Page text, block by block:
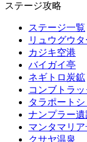
ステージ攻略
ステージ一覧
リュウグウ
カジキ空港
バイガイ亭
ネギトロ炭鉱
コンブトラッ
タラポート
ナンプラー遺
マンタマリア
クサヤ温泉